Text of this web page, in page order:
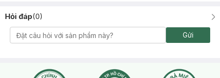
Hỏi đáp(0)
Gửi